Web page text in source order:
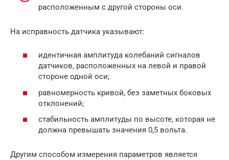
расположенным с другой стороны оси.
На исправность датчика указывают:
идентичная амплитуда колебаний сигналов
датчиков, расположенных на левой и правой
стороне одной оси;
равномерность кривой, без заметных боковых
отклонений;
стабильность амплитуды по высоте, которая не
должна превышать значения 0,5 вольта.
Другим способом измерения параметров является